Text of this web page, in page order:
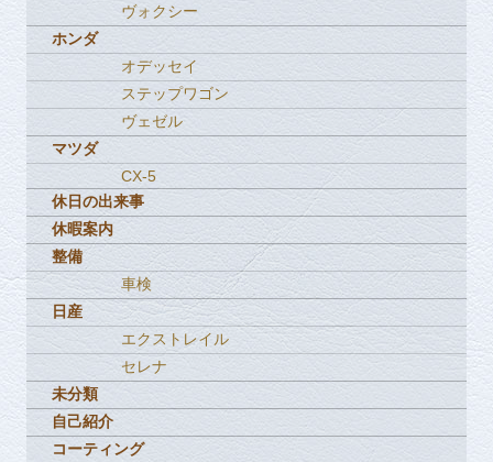
ヴォクシー
ホンダ
オデッセイ
ステップワゴン
ヴェゼル
マツダ
CX-5
休日の出来事
休暇案内
整備
車検
日産
エクストレイル
セレナ
未分類
自己紹介
コーティング